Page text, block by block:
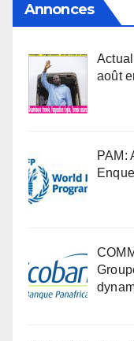
Annonces
août
PAM: